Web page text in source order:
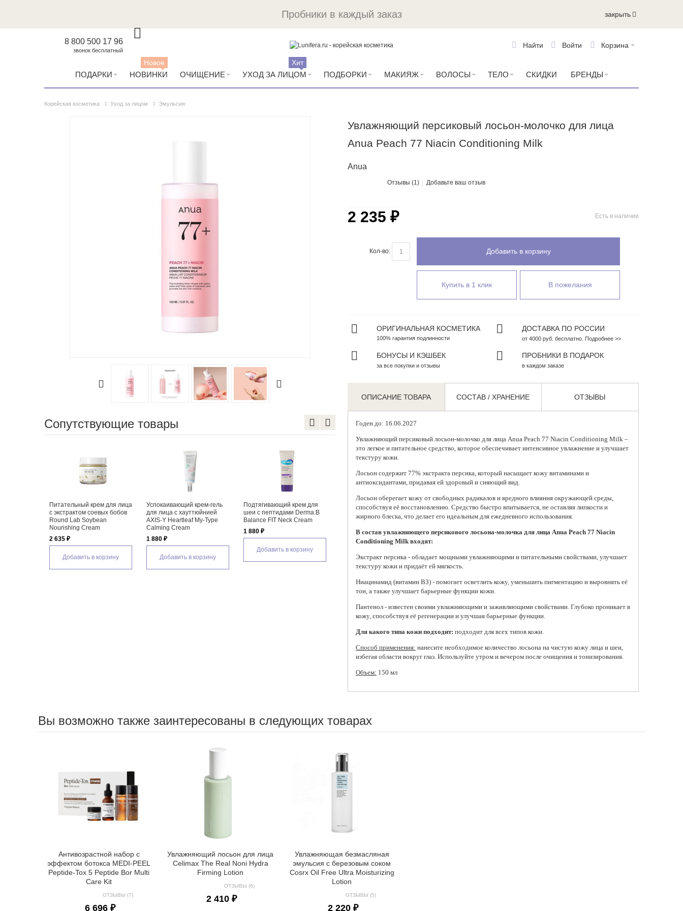
Пробники в каждый заказ закрыть
8 800 500 17 96
звонок бесплатный
Корзина
Войти
Найти
ПОДАРКИ НОВИНКИ
Новое
ОЧИЩЕНИЕ УХОД ЗА ЛИЦОМ
Хит
ПОДБОРКИ МАКИЯЖ ВОЛОСЫ ТЕЛО СКИДКИ БРЕНДЫ
Корейская косметика Уход за лицом Эмульсия
Увлажняющий персиковый лосьон-молочко для лица
Anua Peach 77 Niacin Conditioning Milk
Anua
Отзывы (1) Добавьте ваш отзыв
Сопутствующие товары
Питательный крем для лица
с экстрактом соевых бобов
Round Lab Soybean
Nourishing Cream
2 635 ₽
Добавить в корзину
Успокаивающий крем-гель
для лица с хауттюйнией
AXIS-Y Heartleaf My-Type
Calming Cream
1 880 ₽
Добавить в корзину
Подтягивающий крем для
шеи с пептидами Derma:B
Balance FIT Neck Cream
1 880 ₽
Добавить в корзину
Увлажняющий ламеллярный
крем для лица Atopalm MLE
Cream, 8 мл
165 ₽
Увлажняющий персиковый
тонер-эссенция для лица
Anua Peach 77% Niacin
Добавить в корзину
Подтягивающий бустер-крем
для лица с ретиналем и
микроиглами Celimax The
Booster
Есть в наличии
2 235 ₽
Кол-во: Добавить в корзину
Купить в 1 клик В пожелания
ОРИГИНАЛЬНАЯ КОСМЕТИКА
100% гарантия подлинности
ДОСТАВКА ПО РОССИИ
от 4000 руб. бесплатно. Подробнее >>
БОНУСЫ И КЭШБЕК
за все покупки и отзывы
ПРОБНИКИ В ПОДАРОК
в каждом заказе
ОПИСАНИЕ ТОВАРА СОСТАВ / ХРАНЕНИЕ ОТЗЫВЫ
Годен до: 16.06.2027
Увлажняющий персиковый лосьон-молочко для лицаAnua Peach 77 Niacin Conditioning Milk –
это легкое и питательное средство, которое обеспечивает интенсивное увлажнение и улучшает
текстуру кожи.
Лосьон содержит 77% экстракта персика, который насыщает кожу витаминами и
антиоксидантами, придавая ей здоровый и сияющий вид.
Лосьон оберегает кожу от свободных радикалов и вредного влияния окружающей среды,
способствуя её восстановлению. Средство быстро впитывается, не оставляя липкости и
жирного блеска, что делает его идеальным для ежедневного использования.
В состав увлажняющего персикового лосьона-молочка для лица Anua Peach 77 Niacin
Conditioning Milk входят:
Экстракт персика - обладает мощными увлажняющими и питательными свойствами, улучшает
текстуру кожи и придаёт ей мягкость.
Ниацинамид (витамин B3) - помогает осветлить кожу, уменьшить пигментацию и выровнять её
тон, а также улучшает барьерные функции кожи.
Пантенол - известен своими увлажняющими и заживляющими свойствами. Глубоко проникает в
кожу, способствуя её регенерации и улучшая барьерные функции.
Для какого типа кожи подходит: подходит для всех типов кожи.
Способ применения: нанесите необходимое количество лосьона на чистую кожу лица и шеи,
избегая области вокруг глаз. Используйте утром и вечером после очищения и тонизирования.
Объем: 150 мл
Вы возможно также заинтересованы в следующих товарах
Антивозрастной набор с
эффектом ботокса MEDI-PEEL
Peptide-Tox 5 Peptide Bor Multi
Care Kit
ОТЗЫВЫ (7)
6 696 ₽
Увлажняющий лосьон для лица
Celimax The Real Noni Hydra
Firming Lotion
ОТЗЫВЫ (6)
2 410 ₽
Увлажняющая безмасляная
эмульсия с березовым соком
Cosrx Oil Free Ultra Moisturizing
Lotion
ОТЗЫВЫ (5)
2 220 ₽